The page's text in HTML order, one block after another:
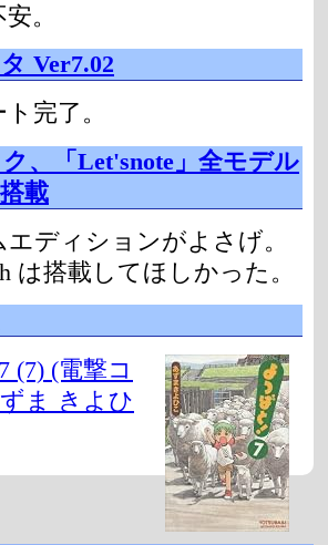
。
Ver7.02
完了。
、「Let'snote」全モデル
載
ディションがよさげ。
は搭載してほしかった。
(7) (電撃コ
ま きよひ